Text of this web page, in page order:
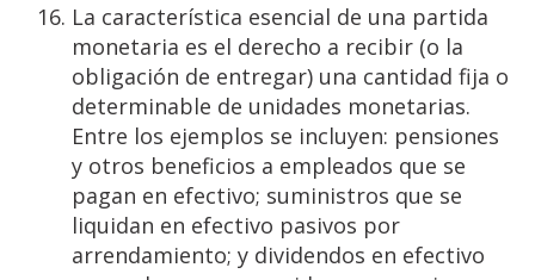
La característica esencial de una partida
monetaria es el derecho a recibir (o la
obligación de entregar) una cantidad fija o
determinable de unidades monetarias.
Entre los ejemplos se incluyen: pensiones
y otros beneficios a empleados que se
pagan en efectivo; suministros que se
liquidan en efectivo pasivos por
arrendamiento; y dividendos en efectivo